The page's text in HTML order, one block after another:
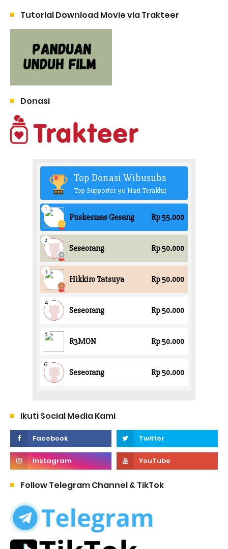
Tutorial Download Movie via Trakteer
Donasi
Ikuti Social Media Kami
Follow Telegram Channel & TikTok